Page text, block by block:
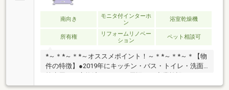
南向き
モニタ付インターホ
ン
浴室乾燥機
所有権
リフォームリノベー
ション
ペット相談可
*～＊*～＊*～オススメポイント！～＊*～＊*～＊【物
件の特徴】●2019年にキッチン・バス・トイレ・洗面
日常のお買い物に便利です。●小学校、中学校ともに